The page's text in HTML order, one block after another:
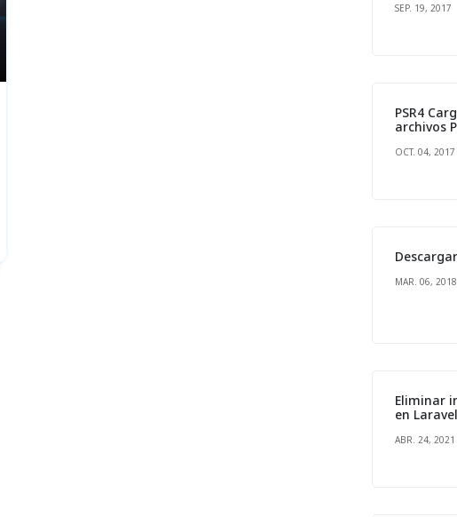
SEP. 19, 2017
PSR4
archivos
OCT. 04, 2017
MAR. 06, 2018
Eliminar
en Laravel
ABR. 24, 2021